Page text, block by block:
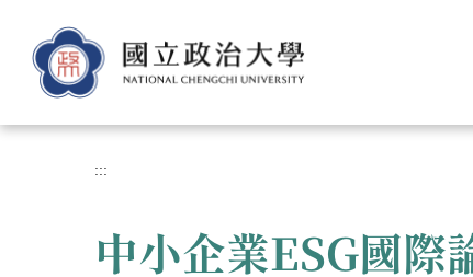
容
:::
中小企業ESG國